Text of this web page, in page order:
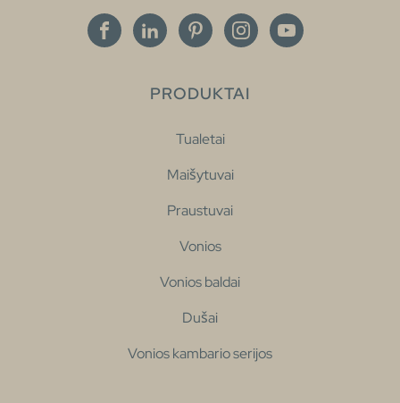
PRODUKTAI
Tualetai
Maišytuvai
Praustuvai
Vonios
Vonios baldai
Dušai
Vonios kambario serijos